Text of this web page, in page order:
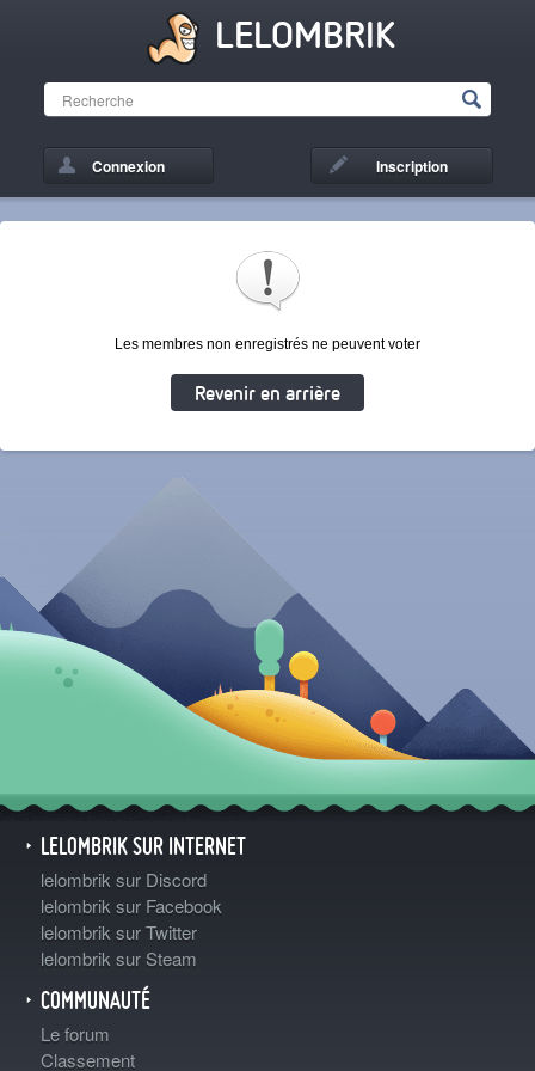
LELOMBRIK
Connexion Inscription
Les membres non enregistrés ne peuvent voter
Revenir en arrière
LELOMBRIK SUR INTERNET
lelombrik sur Discord
lelombrik sur Facebook
lelombrik sur Twitter
lelombrik sur Steam
COMMUNAUTÉ
Le forum
Classement